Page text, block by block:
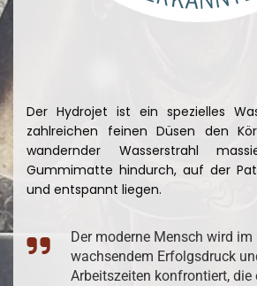
Der Hydrojet ist ein spezielles
zahlreichen feinen Düsen den
wandernder Wasserstrahl
Gummimatte hindurch, auf der
und entspannt liegen.
Der moderne Mensch wird
wachsendem Erfolgsdruck
Arbeitszeiten konfrontiert, die